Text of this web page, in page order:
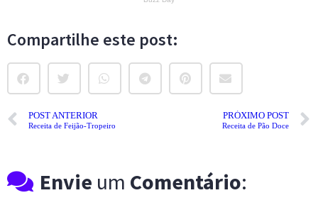
Compartilhe este post:
POST ANTERIOR
Receita de Feijão-Tropeiro
PRÓXIMO POST
Receita de Pão Doce
Envie um Comentário: